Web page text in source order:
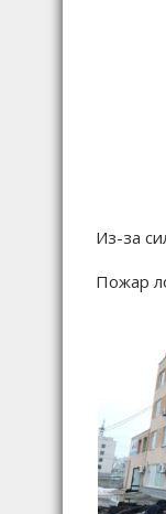
Из-за
Пожар